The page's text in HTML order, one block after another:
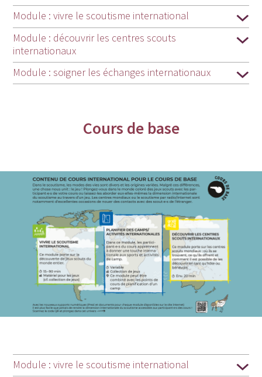
Module : vivre le scoutisme international
Module : découvrir les centres scouts
internationaux
Module : soigner les échanges internationaux
Cours de base
Module : vivre le scoutisme international